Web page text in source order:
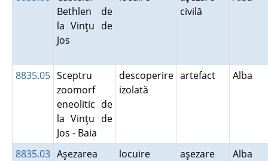
Bethlen de
la Vinţu de
Jos
civilă
8835.05 Sceptru
zoomorf
eneolitic de
la Vinţu de
Jos - Baia
descoperire
izolată
artefact Alba
8835.03 Aşezarea
locuire aşezare Alba